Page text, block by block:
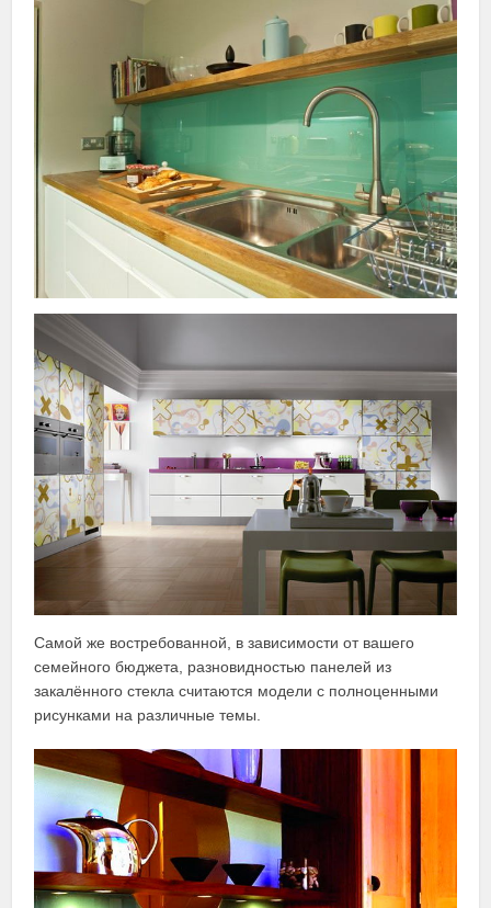
Самой же востребованной, в зависимости от вашего
семейного бюджета, разновидностью панелей из
закалённого стекла считаются модели с полноценными
рисунками на различные темы.